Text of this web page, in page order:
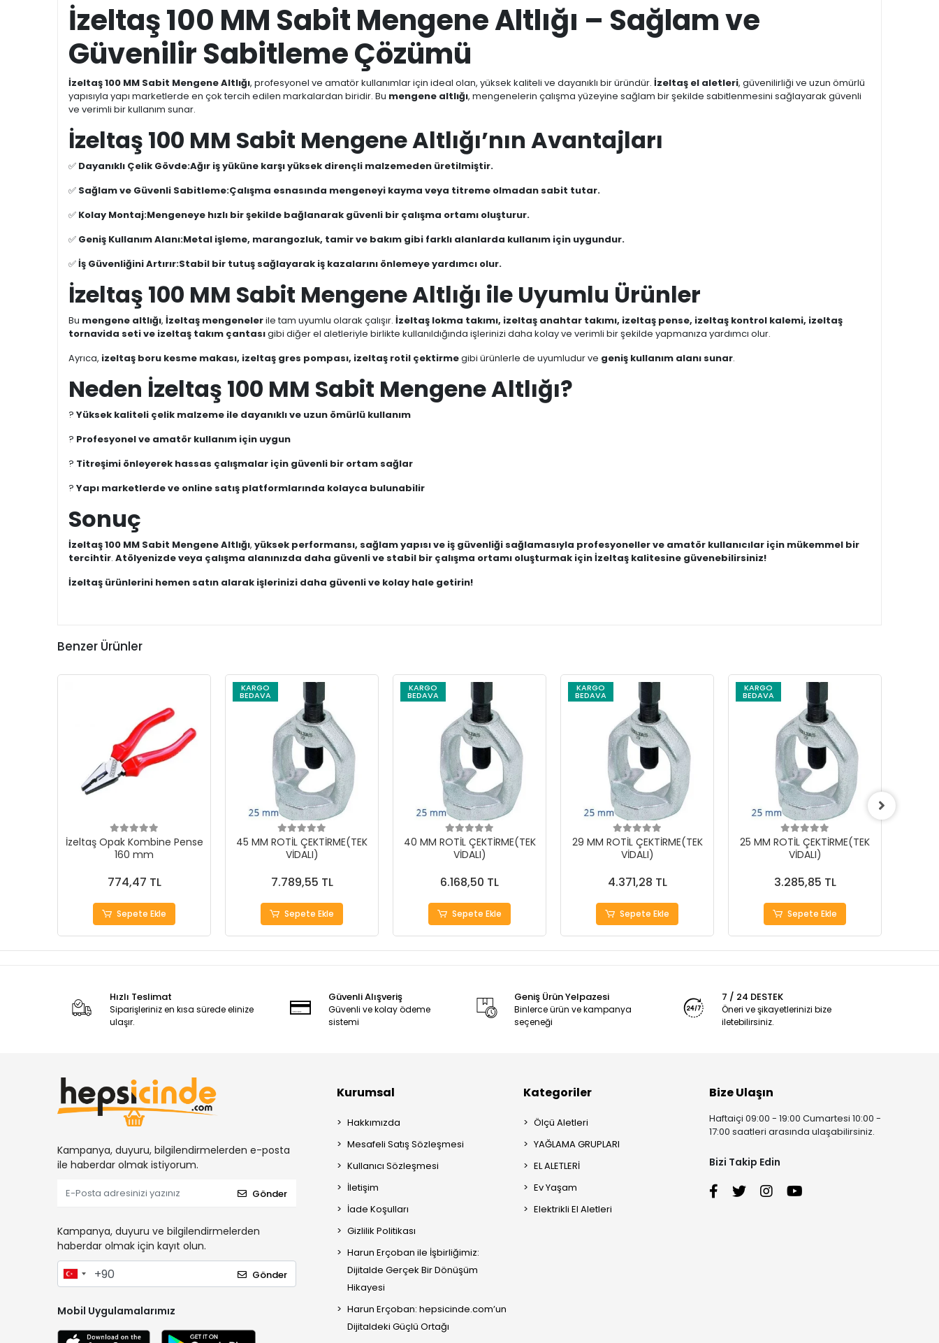
İzeltaş 100 MM Sabit Mengene Altlığı – Sağlam ve
Güvenilir Sabitleme Çözümü
İzeltaş 100 MM Sabit Mengene Altlığı, profesyonel ve amatör kullanımlar için ideal olan, yüksek kaliteli ve dayanıklı bir üründür. İzeltaş el aletleri, güvenilirliği ve uzun ömürlü
yapısıyla yapı marketlerde en çok tercih edilen markalardan biridir. Bu mengene altlığı, mengenelerin çalışma yüzeyine sağlam bir şekilde sabitlenmesini sağlayarak güvenli
ve verimli bir kullanım sunar.
İzeltaş 100 MM Sabit Mengene Altlığı’nın Avantajları
✅ Dayanıklı Çelik Gövde:Ağır iş yüküne karşı yüksek dirençli malzemeden üretilmiştir.
✅ Sağlam ve Güvenli Sabitleme:Çalışma esnasında mengeneyi kayma veya titreme olmadan sabit tutar.
✅ Kolay Montaj:Mengeneye hızlı bir şekilde bağlanarak güvenli bir çalışma ortamı oluşturur.
✅ Geniş Kullanım Alanı:Metal işleme, marangozluk, tamir ve bakım gibi farklı alanlarda kullanım için uygundur.
✅İş Güvenliğini Artırır:Stabil bir tutuş sağlayarak iş kazalarını önlemeye yardımcı olur.
İzeltaş 100 MM Sabit Mengene Altlığı ile Uyumlu Ürünler
Bu mengene altlığı, İzeltaş mengenelerile tam uyumlu olarak çalışır. İzeltaş lokma takımı, izeltaş anahtar takımı, izeltaş pense, izeltaş kontrol kalemi, izeltaş
tornavida seti ve izeltaş takım çantasıgibi diğer el aletleriyle birlikte kullanıldığında işlerinizi daha kolay ve verimli bir şekilde yapmanıza yardımcı olur.
Ayrıca, izeltaş boru kesme makası, izeltaş gres pompası, izeltaş rotil çektirmegibi ürünlerle de uyumludur ve geniş kullanım alanı sunar.
Neden İzeltaş 100 MM Sabit Mengene Altlığı?
? Yüksek kaliteli çelik malzeme ile dayanıklı ve uzun ömürlü kullanım
? Profesyonel ve amatör kullanım için uygun
? Titreşimi önleyerek hassas çalışmalar için güvenli bir ortam sağlar
? Yapı marketlerde ve online satış platformlarında kolayca bulunabilir
Sonuç
İzeltaş 100 MM Sabit Mengene Altlığı, yüksek performansı, sağlam yapısı ve iş güvenliği sağlamasıyla profesyoneller ve amatör kullanıcılar için mükemmel bir
tercihtir. Atölyenizde veya çalışma alanınızda daha güvenli ve stabil bir çalışma ortamı oluşturmak için İzeltaş kalitesine güvenebilirsiniz!
İzeltaş ürünlerini hemen satın alarak işlerinizi daha güvenli ve kolay hale getirin!
Benzer Ürünler
İzeltaş Opak Kombine Pense
160 mm
774,47 TL
Sepete Ekle
KARGO
BEDAVA
45 MM ROTİL ÇEKTİRME(TEK
VİDALI)
7.789,55 TL
Sepete Ekle
KARGO
BEDAVA
40 MM ROTİL ÇEKTİRME(TEK
VİDALI)
6.168,50 TL
Sepete Ekle
KARGO
BEDAVA
29 MM ROTİL ÇEKTİRME(TEK
VİDALI)
4.371,28 TL
Sepete Ekle
KARGO
BEDAVA
25 MM ROTİL ÇEKTİRME(TEK
VİDALI)
3.285,85 TL
Sepete Ekle
Hızlı Teslimat
Siparişleriniz en kısa sürede elinize
ulaşır.
Güvenli Alışveriş
Güvenli ve kolay ödeme
sistemi
Geniş Ürün Yelpazesi
Binlerce ürün ve kampanya
seçeneği
7 / 24 DESTEK
Öneri ve şikayetlerinizi bize
iletebilirsiniz.
Kampanya, duyuru, bilgilendirmelerden e-posta
ile haberdar olmak istiyorum.
Gönder
Kampanya, duyuru ve bilgilendirmelerden
haberdar olmak için kayıt olun.
Gönder
Mobil Uygulamalarımız
Kurumsal
Hakkımızda
Mesafeli Satış Sözleşmesi
Kullanıcı Sözleşmesi
İletişim
İade Koşulları
Gizlilik Politikası
Harun Erçoban ile İşbirliğimiz:
Dijitalde Gerçek Bir Dönüşüm
Hikayesi
Harun Erçoban: hepsicinde.com’un
Dijitaldeki Güçlü Ortağı
Kategoriler
Ölçü Aletleri
YAĞLAMA GRUPLARI
EL ALETLERİ
Ev Yaşam
Elektrikli El Aletleri
Bize Ulaşın
Haftaiçi 09:00 - 19:00 Cumartesi 10:00 -
17:00 saatleri arasında ulaşabilirsiniz.
Bizi Takip Edin